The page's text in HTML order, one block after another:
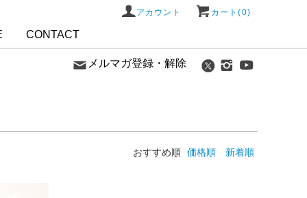
アカウント カート(0)
CONTACT
メルマガ登録・解除
おすすめ順 価格順 新着順